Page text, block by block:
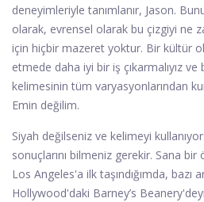
deneyimleriyle tanımlanır, Jason.
olarak, evrensel olarak bu çizgiyi ne
için hiçbir mazeret yoktur. Bir kültür
etmede daha iyi bir iş çıkarmalıyız
kelimesinin tüm varyasyonlarından
Emin değilim.
Siyah değilseniz ve kelimeyi
sonuçlarını bilmeniz gerekir. Sana
Los Angeles'a ilk taşındığımda, bazı
Hollywood'daki Barney’s